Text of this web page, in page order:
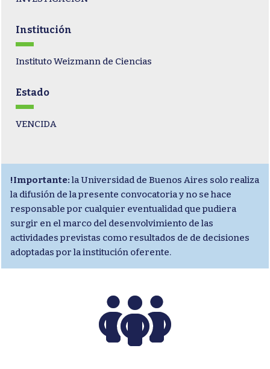
Institución
Instituto Weizmann de Ciencias
Estado
VENCIDA
!Importante: la Universidad de Buenos Aires solo realiza
la difusión de la presente convocatoria y no se hace
responsable por cualquier eventualidad que pudiera
surgir en el marco del desenvolvimiento de las
actividades previstas como resultados de de decisiones
adoptadas por la institución oferente.